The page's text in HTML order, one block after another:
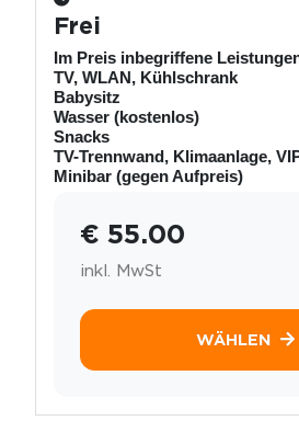
Frei
Im Preis inbegriffene
TV, WLAN, Kühlschrank
Babysitz
Wasser (kostenlos)
Snacks
TV-Trennwand, Klimaanlage,
Minibar (gegen Aufpreis)
€ 55.00
inkl. MwSt
WÄHLEN